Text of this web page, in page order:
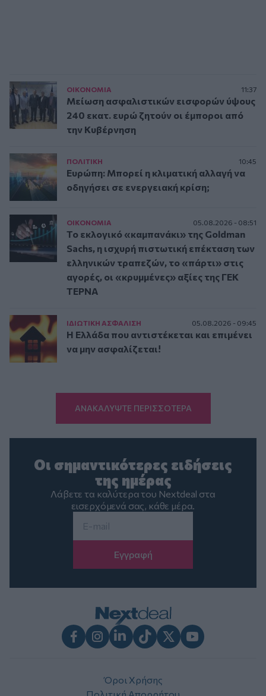
ΟΙΚΟΝΟΜΙΑ 11:37
Μείωση ασφαλιστικών εισφορών ύψους
240 εκατ. ευρώ ζητούν οι έμποροι από
την Κυβέρνηση
ΠΟΛΙΤΙΚΗ 10:45
Ευρώπη: Μπορεί η κλιματική αλλαγή να
οδηγήσει σε ενεργειακή κρίση;
ΟΙΚΟΝΟΜΙΑ 05.08.2026 - 08:51
Το εκλογικό «καμπανάκι» της Goldman
Sachs, η ισχυρή πιστωτική επέκταση των
ελληνικών τραπεζών, το «πάρτι» στις
αγορές, οι «κρυμμένες» αξίες της ΓΕΚ
ΤΕΡΝΑ
ΙΔΙΩΤΙΚΗ ΑΣΦAΛΙΣΗ 05.08.2026 - 09:45
Η Ελλάδα που αντιστέκεται και επιμένει
να μην ασφαλίζεται!
ΑΝΑΚΑΛΥΨΤΕ ΠΕΡΙΣΣΟΤΕΡΑ
Οι σημαντικότερες ειδήσεις
της ημέρας
Λάβετε τα καλύτερα του Nextdeal στα
εισερχόμενά σας, κάθε μέρα.
Όροι Χρήσης
Πολιτική Απορρήτου